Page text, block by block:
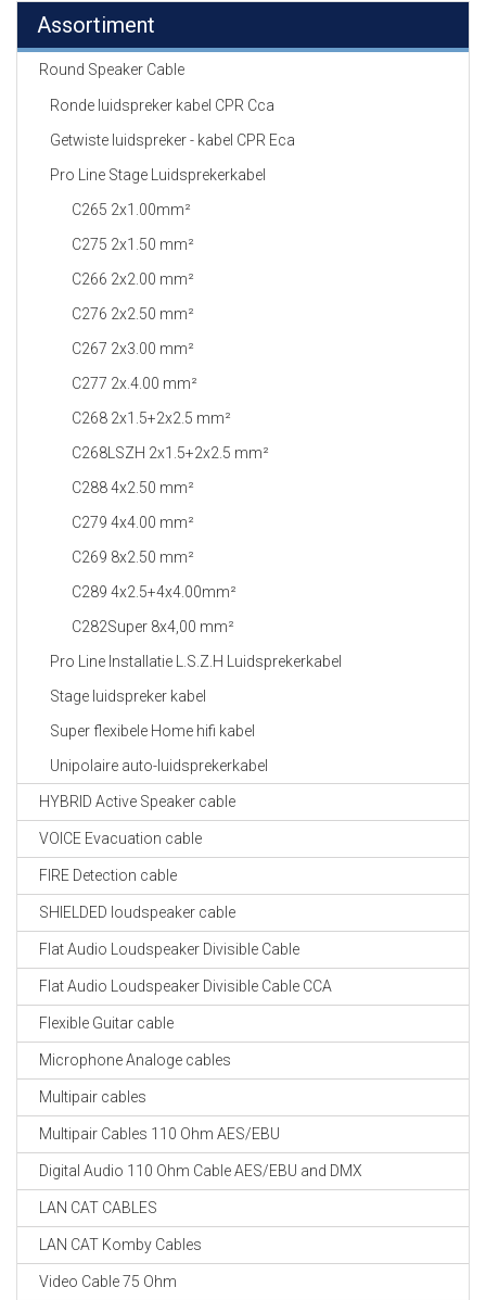
Assortiment
Round Speaker Cable
Ronde luidspreker kabel CPR Cca
Getwiste luidspreker - kabel CPR Eca
Pro Line Stage Luidsprekerkabel
C265 2x1.00mm²
C275 2x1.50 mm²
C266 2x2.00 mm²
C276 2x2.50 mm²
C267 2x3.00 mm²
C277 2x.4.00 mm²
C268 2x1.5+2x2.5 mm²
C268LSZH 2x1.5+2x2.5 mm²
C288 4x2.50 mm²
C279 4x4.00 mm²
C269 8x2.50 mm²
C289 4x2.5+4x4.00mm²
C282Super 8x4,00 mm²
Pro Line Installatie L.S.Z.H Luidsprekerkabel
Stage luidspreker kabel
Super flexibele Home hifi kabel
Unipolaire auto-luidsprekerkabel
HYBRID Active Speaker cable
VOICE Evacuation cable
FIRE Detection cable
SHIELDED loudspeaker cable
Flat Audio Loudspeaker Divisible Cable
Flat Audio Loudspeaker Divisible Cable CCA
Flexible Guitar cable
Microphone Analoge cables
Multipair cables
Multipair Cables 110 Ohm AES/EBU
Digital Audio 110 Ohm Cable AES/EBU and DMX
LAN CAT CABLES
LAN CAT Komby Cables
Video Cable 75 Ohm